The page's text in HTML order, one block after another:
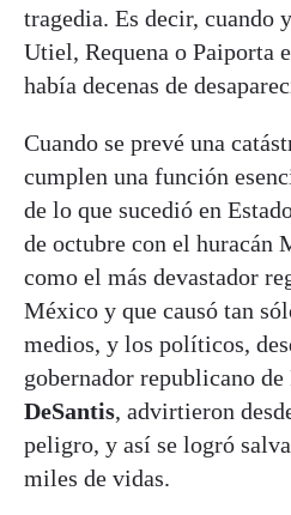
tragedia. Es decir, cuando
Utiel, Requena o Paiporta
había decenas de
Cuando se prevé una
cumplen una función
de lo que sucedió en
de octubre con el huracán
como el más devastador
México y que causó tan
medios, y los políticos,
gobernador republicano
DeSantis, advirtieron
peligro, y así se logró
miles de vidas.